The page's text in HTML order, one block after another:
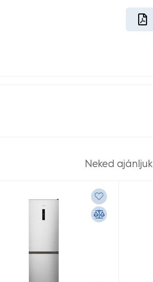
Neked ajánljuk